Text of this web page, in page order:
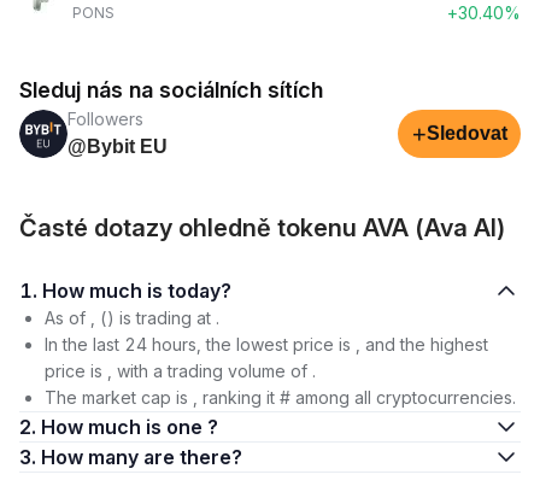
PONS
+30.40%
Sleduj nás na sociálních sítích
Followers
@Bybit EU
+Sledovat
Časté dotazy ohledně tokenu AVA (Ava AI)
1. How much is today?
As of , () is trading at .
In the last 24 hours, the lowest price is , and the highest
price is , with a trading volume of .
The market cap is , ranking it # among all cryptocurrencies.
2. How much is one ?
3. How many are there?